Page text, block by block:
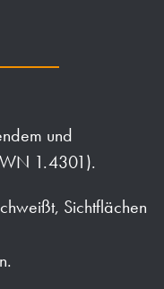
und
WN 1.4301).
Sichtflächen